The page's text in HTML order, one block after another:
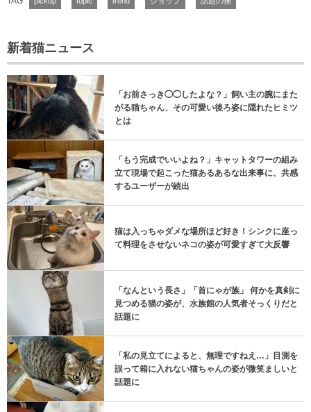
新着猫ニュース
「お前さっき◯◯したよな？」飼い主の腕にまた
がる猫ちゃん、その可愛い後ろ姿に隠れたヒミツ
とは
「もう完成でいいよね？」キャットタワーの組み
立て現場で起こった猫あるあるな出来事に、共感
するユーザーが続出
猫は入っちゃダメな場所ほど好き！シンクに座っ
て料理をさせないネコの姿が可愛すぎて大反響
「なんという長さ」「首にゃが族」 何かを真剣に
見つめる猫の姿が、水族館の人気者そっくりだと
話題に
「私の見立てによると、無理ですねえ…」目測を
誤って箱に入れない猫ちゃんの姿が微笑ましいと
話題に